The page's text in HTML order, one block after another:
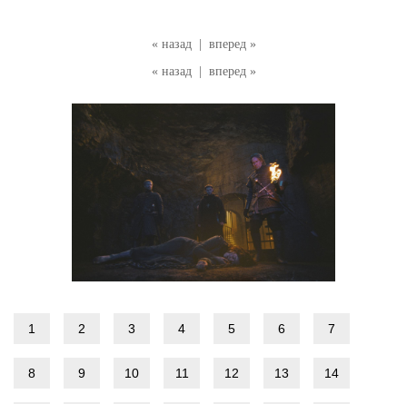
« назад
вперед »
« назад
вперед »
1 2 3 4 5 6 7
8 9 10 11 12 13 14